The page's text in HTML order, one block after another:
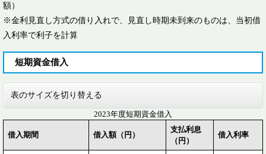
額）
※金利見直し方式の借り入れで、見直し時期未到来のものは、当初借
入利率で利子を計算
短期資金借入
表のサイズを切り替える
2023年度短期資金借入
借入期間 借入額（円）
支払利息
（円）
借入利率